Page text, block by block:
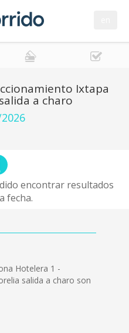
Ixtapa
a charo
encontrar resultados
fecha.
Hotelera 1 -
salida a charo son